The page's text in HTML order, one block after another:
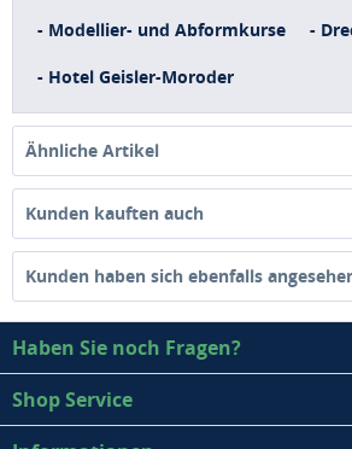
- Modellier- und Abformkurse -
- Hotel Geisler-Moroder
Ähnliche Artikel
Kunden kauften auch
Kunden haben sich ebenfalls
Haben Sie noch Fragen?
Shop Service